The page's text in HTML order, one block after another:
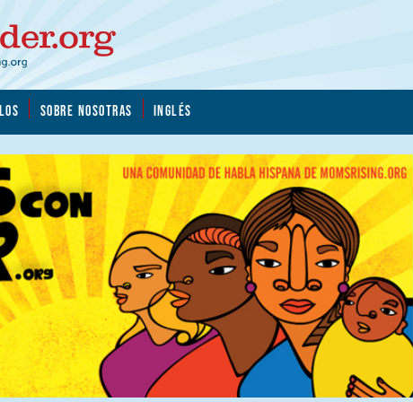
SOBRE NOSOTRAS INGLÉS